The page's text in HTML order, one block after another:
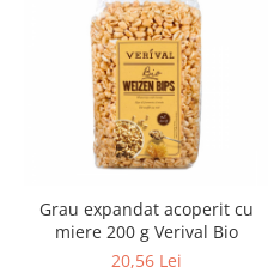
Grau expandat acoperit cu
miere 200 g Verival Bio
20,56 Lei